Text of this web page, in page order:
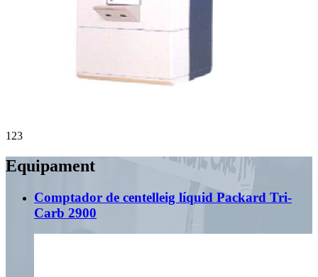
1 23
Equipament
Comptador de centelleig líquid Packard Tri-
Carb 2900